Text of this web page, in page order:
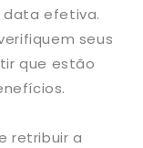
efetiva.
seus
que estão
retribuir a